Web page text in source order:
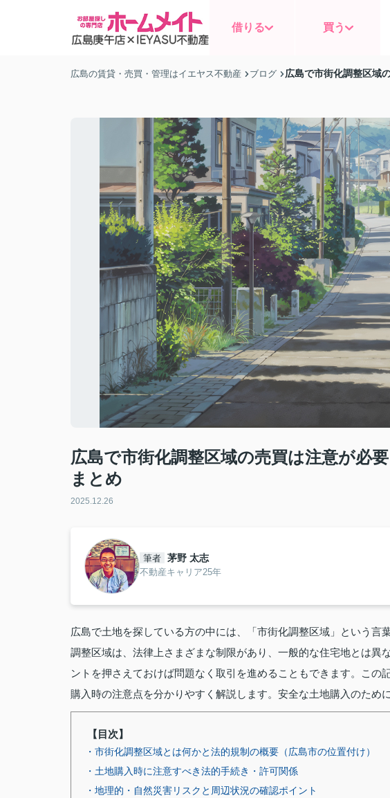
借りる 買う
広島の賃貸・売買・管理はイエヤス不動産 ブログ 広島で市街化調整区域
広島で市街化調整区域の売買は注意が必
まとめ
2025.12.26
筆者 茅野 太志
不動産キャリア25年
広島で土地を探している方の中には、「市街化調整区域」という言
調整区域は、法律上さまざまな制限があり、一般的な住宅地とは異
ントを押さえておけば問題なく取引を進めることもできます。この
購入時の注意点を分かりやすく解説します。安全な土地購入のため
【目次】
・市街化調整区域とは何かと法的規制の概要（広島市の位置付け）
・土地購入時に注意すべき法的手続き・許可関係
・地理的・自然災害リスクと周辺状況の確認ポイント